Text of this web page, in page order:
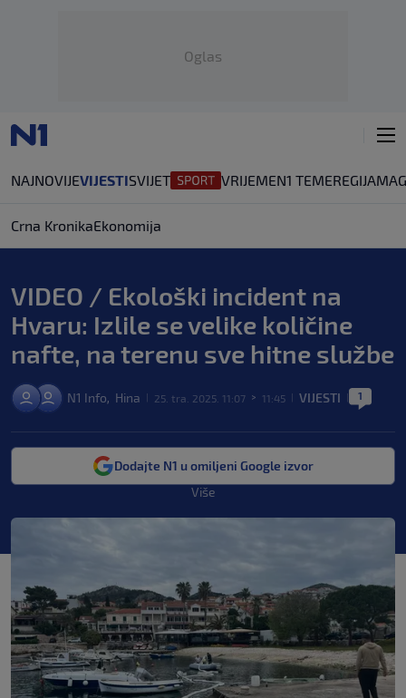
Oglas
NAJNOVIJEVIJESTISVIJET VRIJEMEN1 TEMEREGIJA
Crna KronikaEkonomija
VIDEO / Ekološki incident na
Hvaru: Izlile se velike količine
nafte, na terenu sve hitne službe
N1 Info, Hina 25. tra. 2025. 11:07 > 11:45 VIJESTI 1
Dodajte N1 u omiljeni Google izvor
Više